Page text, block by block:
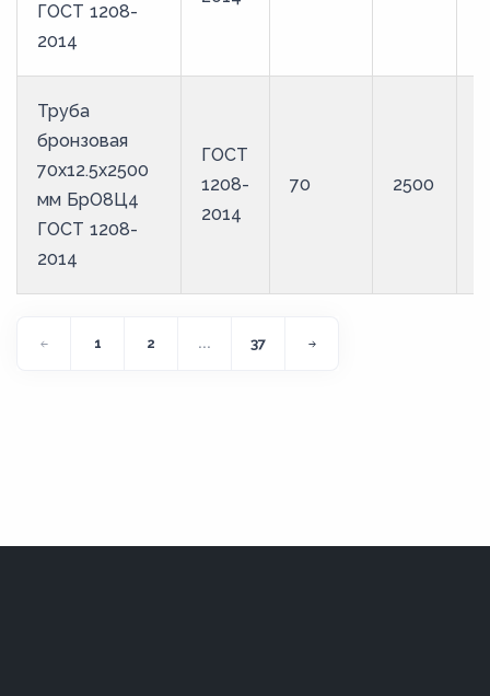
ГОСТ 1208-
2014
Труба
бронзовая
70х12.5х2500
мм БрО8Ц4
ГОСТ 1208-
2014
ГОСТ
1208-
2014
70 2500
1 2 ... 37